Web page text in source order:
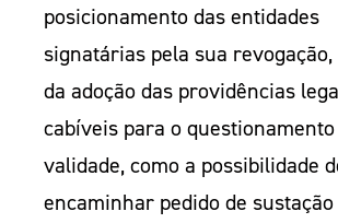
posicionamento das entidades
signatárias pela sua revogação,
da adoção das providências
cabíveis para o
validade, como a possibilidade
encaminhar pedido de sustação